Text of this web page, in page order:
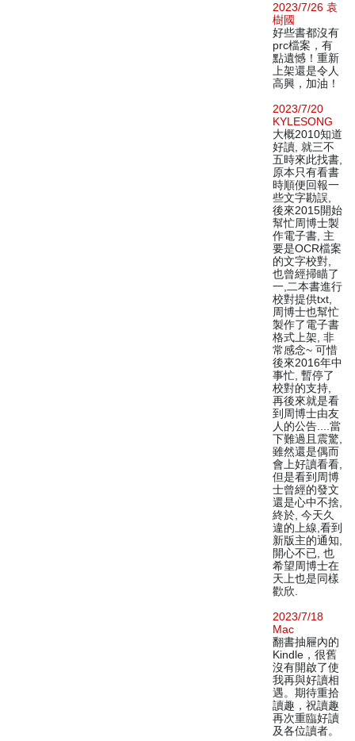
2023/7/26 袁
樹國
好些書都沒有
prc檔案，有
點遺憾！重新
上架還是令人
高興，加油！
2023/7/20
KYLESONG
大概2010知道
好讀, 就三不
五時來此找書,
原本只有看書
時順便回報一
些文字勘誤,
後來2015開始
幫忙周博士製
作電子書, 主
要是OCR檔案
的文字校對,
也曾經掃瞄了
一,二本書進行
校對提供txt,
周博士也幫忙
製作了電子書
格式上架, 非
常感念~ 可惜
後來2016年中
事忙, 暫停了
校對的支持,
再後來就是看
到周博士由友
人的公告....當
下難過且震驚,
雖然還是偶而
會上好讀看看,
但是看到周博
士曾經的發文
還是心中不捨,
終於, 今天久
違的上線,看到
新版主的通知,
開心不已, 也
希望周博士在
天上也是同樣
歡欣.
2023/7/18
Mac
翻書抽屜內的
Kindle，很舊
沒有開啟了使
我再與好讀相
遇。期待重拾
讀趣，祝讀趣
再次重臨好讀
及各位讀者。